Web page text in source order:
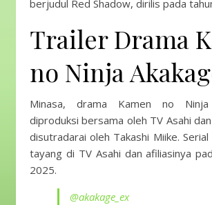
berjudul Red Shadow, dirilis pada
Trailer Drama
no Ninja
Minasa, drama Kamen no
diproduksi bersama oleh TV Asahi
disutradarai oleh Takashi Miike. Serial
tayang di TV Asahi dan afiliasinya
2025.
@akakage_ex